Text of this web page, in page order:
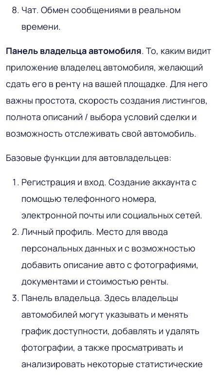
Чат. Обмен сообщениями в реальном
времени.
Панель владельца автомобиля. То, каким видит
приложение владелец автомобиля, желающий
сдать его в ренту на вашей площадке. Для него
важны простота, скорость создания листингов,
полнота описаний / выбора условий сделки и
возможность отслеживать свой автомобиль.
Базовые функции для автовладельцев:
Регистрация и вход. Создание аккаунта с
помощью телефонного номера,
электронной почты или социальных сетей.
Личный профиль. Место для ввода
персональных данных и с возможностью
добавить описание авто с фотографиями,
документами и стоимостью ренты.
Панель владельца. Здесь владельцы
автомобилей могут указывать и менять
график доступности, добавлять и удалять
фотографии, а также просматривать и
анализировать некоторые статистические